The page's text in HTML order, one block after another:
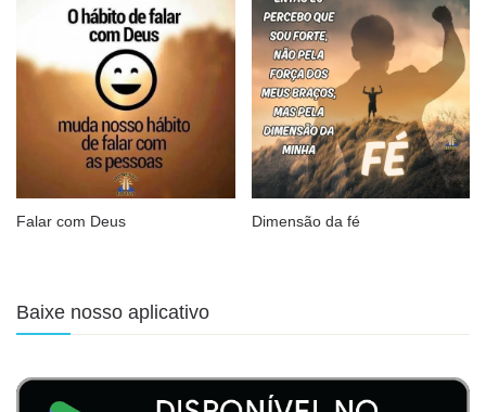
Falar com Deus Dimensão da fé
Baixe nosso aplicativo